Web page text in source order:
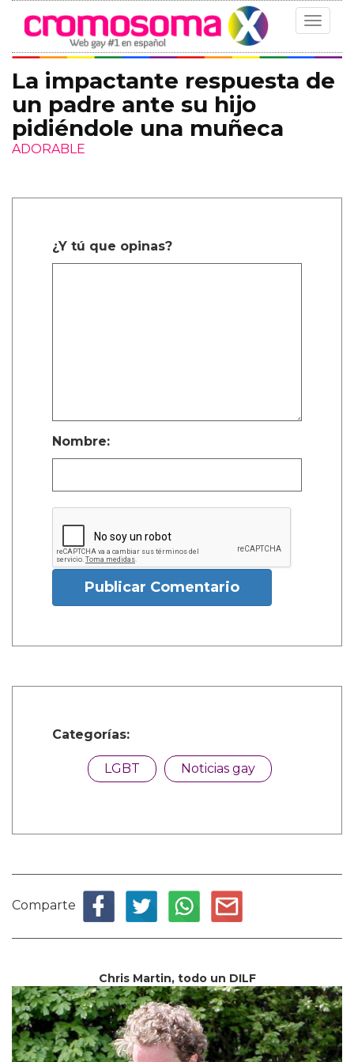
Toggle
La impactante respuesta de
un padre ante su hijo
pidiéndole una muñeca
ADORABLE
¿Y tú que opinas?
Nombre:
Publicar Comentario
Categorías:
LGBT Noticias gay
Comparte
Chris Martin, todo un DILF